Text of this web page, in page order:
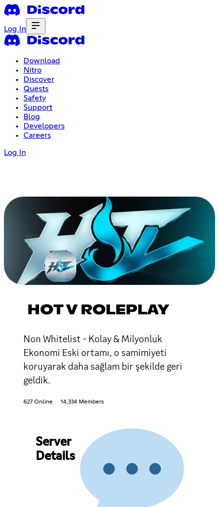
Log In
Download
Nitro
Discover
Quests
Safety
Support
Blog
Developers
Careers
Log In
HOT V ROLEPLAY
Non Whitelist - Kolay & Milyonluk
Ekonomi Eski ortamı, o samimiyeti
koruyarak daha sağlam bir şekilde geri
geldik.
627 Online 14,334 Members
Server
Details